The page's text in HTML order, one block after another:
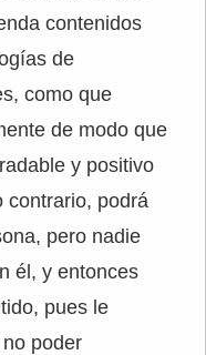
contenidos
de
como que
de modo que
y positivo
contrario, podrá
pero nadie
él, y entonces
pues le
poder